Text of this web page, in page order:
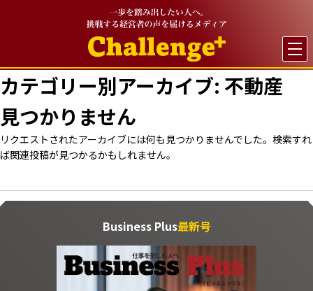

カテゴリー別アーカイブ: 不動産
見つかりません
リクエストされたアーカイブには何も見つかりませんでした。検索すれ
ば関連投稿が見つかるかもしれません。
Business Plus最新号